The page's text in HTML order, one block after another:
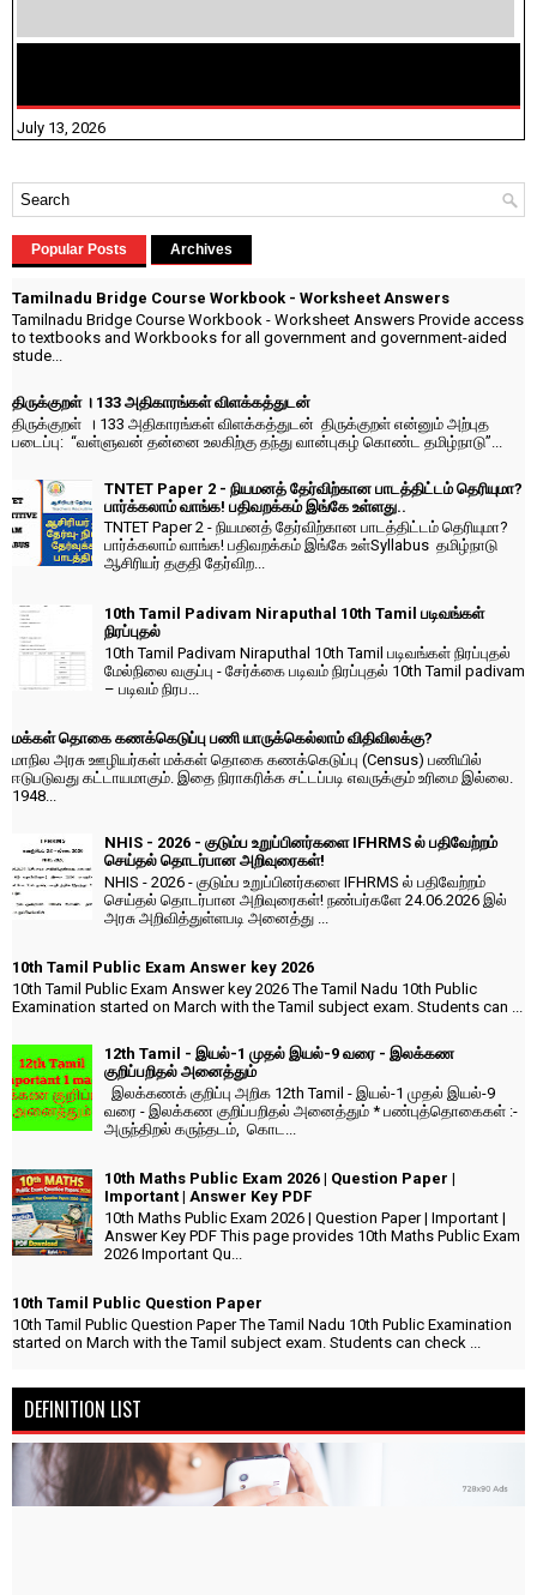
July 13, 2026
Popular Posts Archives
Tamilnadu Bridge Course Workbook - Worksheet Answers
Tamilnadu Bridge Course Workbook - Worksheet Answers Provide access
to textbooks and Workbooks for all government and government-aided
stude...
திருக்குறள் । 133 அதிகாரங்கள் விளக்கத்துடன்
திருக்குறள் । 133 அதிகாரங்கள் விளக்கத்துடன் திருக்குறள் என்னும் அற்புத
படைப்பு: “வள்ளுவன் தன்னை உலகிற்கு தந்து வான்புகழ் கொண்ட தமிழ்நாடு”...
TNTET Paper 2 - நியமனத் தேர்விற்கான பாடத்திட்டம் தெரியுமா?
பார்க்கலாம் வாங்க! பதிவறக்கம் இங்கே உள்ளது..
TNTET Paper 2 - நியமனத் தேர்விற்கான பாடத்திட்டம் தெரியுமா?
பார்க்கலாம் வாங்க! பதிவறக்கம் இங்கே உள்Syllabus தமிழ்நாடு
ஆசிரியர் தகுதி தேர்விற...
10th Tamil Padivam Niraputhal 10th Tamil படிவங்கள்
நிரப்புதல்
10th Tamil Padivam Niraputhal 10th Tamil படிவங்கள் நிரப்புதல்
மேல்நிலை வகுப்பு - சேர்க்கை படிவம் நிரப்புதல் 10th Tamil padivam
– படிவம் நிரப...
மக்கள் தொகை கணக்கெடுப்பு பணி யாருக்கெல்லாம் விதிவிலக்கு?
மாநில அரசு ஊழியர்கள் மக்கள் தொகை கணக்கெடுப்பு (Census) பணியில்
ஈடுபடுவது கட்டாயமாகும். இதை நிராகரிக்க சட்டப்படி எவருக்கும் உரிமை இல்லை.
1948...
NHIS - 2026 - குடும்ப உறுப்பினர்களை IFHRMS ல் பதிவேற்றம்
செய்தல் தொடர்பான அறிவுரைகள்!
NHIS - 2026 - குடும்ப உறுப்பினர்களை IFHRMS ல் பதிவேற்றம்
செய்தல் தொடர்பான அறிவுரைகள்! நண்பர்களே 24.06.2026 இல்
அரசு அறிவித்துள்ளபடி அனைத்து ...
10th Tamil Public Exam Answer key 2026
10th Tamil Public Exam Answer key 2026 The Tamil Nadu 10th Public
Examination started on March with the Tamil subject exam. Students can ...
12th Tamil - இயல்-1 முதல் இயல்-9 வரை - இலக்கண
குறிப்பறிதல் அனைத்தும்
இலக்கணக் குறிப்பு அறிக 12th Tamil - இயல்-1 முதல் இயல்-9
வரை - இலக்கண குறிப்பறிதல் அனைத்தும் * பண்புத்தொகைகள் :-
அருந்திறல் கருந்தடம், கொட...
10th Maths Public Exam 2026 | Question Paper |
Important | Answer Key PDF
10th Maths Public Exam 2026 | Question Paper | Important |
Answer Key PDF This page provides 10th Maths Public Exam
2026 Important Qu...
10th Tamil Public Question Paper
10th Tamil Public Question Paper The Tamil Nadu 10th Public Examination
started on March with the Tamil subject exam. Students can check ...
DEFINITION LIST